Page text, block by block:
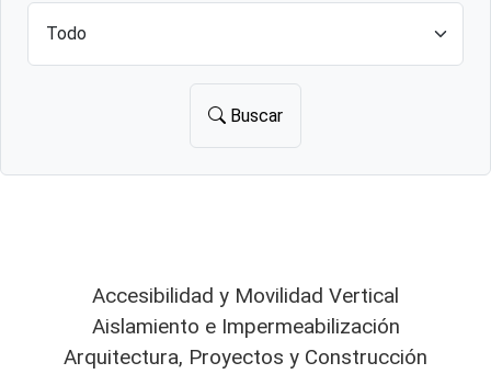
Buscar
Accesibilidad y Movilidad Vertical
Aislamiento e Impermeabilización
Arquitectura, Proyectos y Construcción